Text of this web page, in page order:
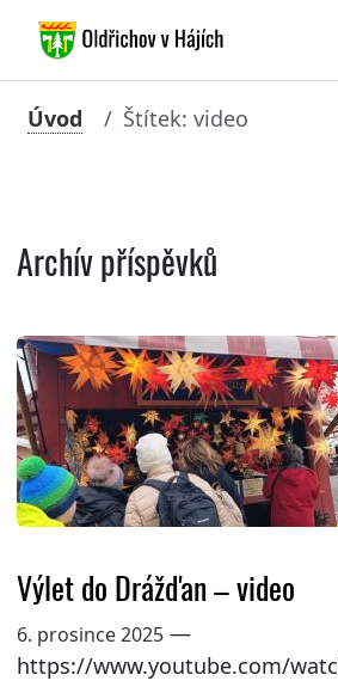
Úvod Štítek: video
Archív příspěvků
Výlet do Drážďan – video
6. prosince 2025—
https://www.youtube.com/